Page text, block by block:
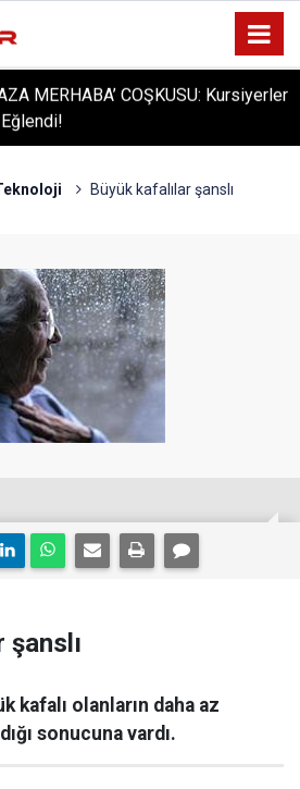
MERHABA’ COŞKUSU: Kursiyerler
Büyük kafalılar şanslı
şanslı
kafalı olanların daha az
sonucuna vardı.